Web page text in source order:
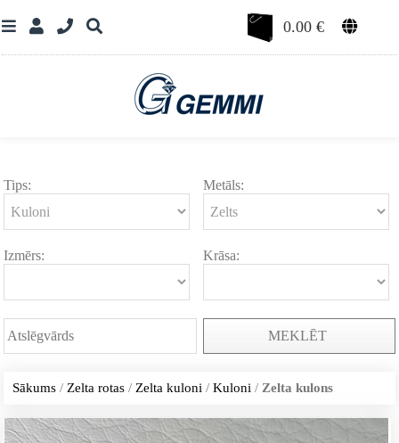
0.00€
Tips: Metāls:
Izmērs: Krāsa:
MEKLĒT
Sākums / Zelta rotas / Zelta kuloni /Kuloni / Zelta kulons